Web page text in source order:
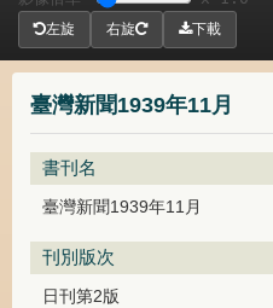
臺灣新聞1939年11月
書刊名
臺灣新聞1939年11月
刊別版次
日刊第2版
左旋 右旋 下載